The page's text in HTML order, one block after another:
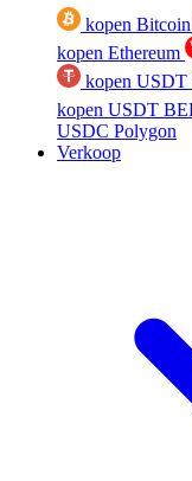
kopen Bitcoin
kopen Ethereum
kopen USDT
kopen USDT
USDC Polygon
Verkoop